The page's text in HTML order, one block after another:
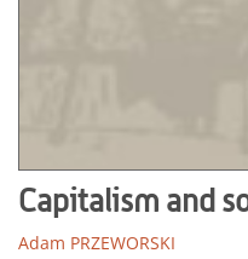
Capitalism and
Adam PRZEWORSKI